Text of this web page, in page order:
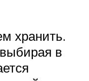
хранить.
в